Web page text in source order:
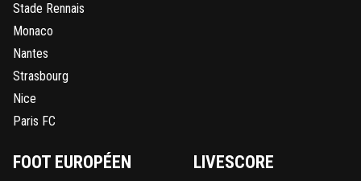
Stade Rennais
Monaco
Nantes
Strasbourg
Nice
Paris FC
FOOT EUROPÉEN LIVESCORE